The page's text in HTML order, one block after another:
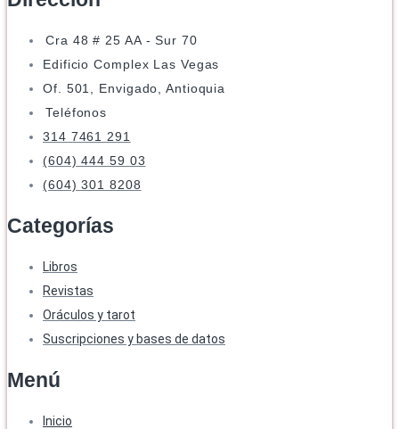
Cra 48 # 25 AA - Sur 70
Edificio Complex Las Vegas
Of. 501, Envigado, Antioquia
Teléfonos
314 7461 291
(604) 444 59 03
(604) 301 8208
Categorías
Libros
Revistas
Oráculos y tarot
Suscripciones y bases de datos
Menú
Inicio